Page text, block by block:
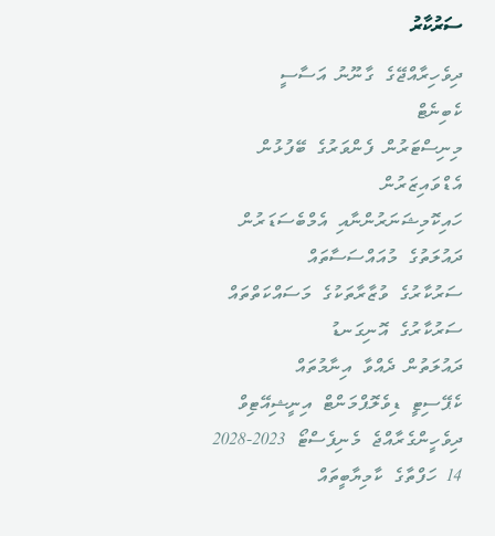
ސަރުކާރު
ދިވެހިރާއްޖޭގެ ގާނޫނު އަސާސީ
ކެބިނެޓް
މިނިސްޓަރުން ފެންވަރުގެ ބޭފުޅުން
އެޑްވައިޒަރުން
ހައިކޮމިޝަނަރުންނާއި އެމްބެސަޑަރުން
ދައުލަތުގެ މުއައްސަސާތައް
ސަރުކާރުގެ ވުޒާރާތަކުގެ މަސައްކަތްތައް
ސަރުކާރުގެ އޮނިގަނޑު
ދައުލަތުން ދެއްވާ އިނާމުތައް
ކެޕޭސިޓީ ޑިވެލޮޕްމަންޓް އިނީޝިއޭޓިވް
ދިވެހީންގެރާއްޖެ މެނިފެސްޓޯ 2023-2028